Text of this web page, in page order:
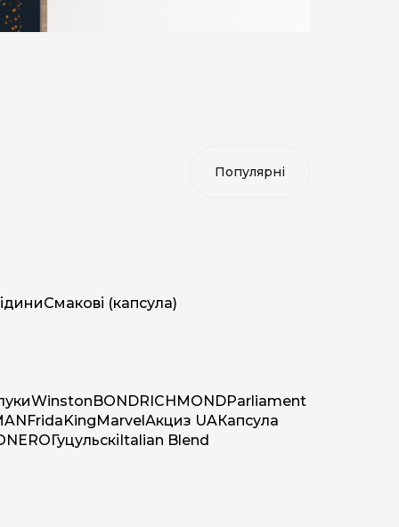
Смакові (капсула)
WinstonBONDRICHMONDParliament
FridaKingMarvelАкциз UAКапсула
NEROГуцульскіItalian Blend